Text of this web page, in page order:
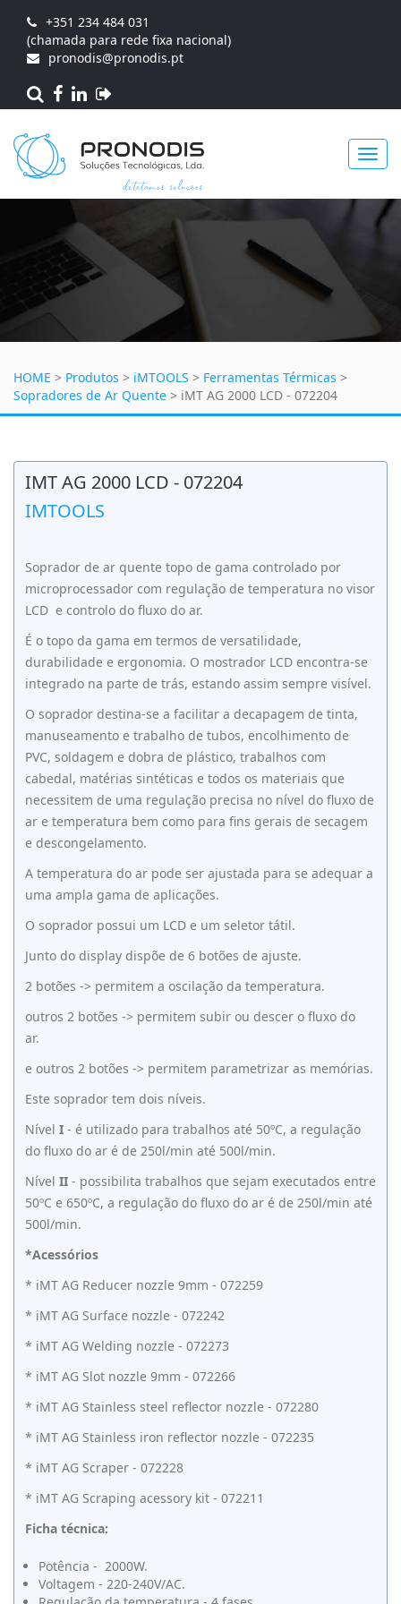
+351 234 484 031
(chamada para rede fixa nacional)
pronodis@pronodis.pt
HOME > Produtos > iMTOOLS > Ferramentas Térmicas >
Sopradores de Ar Quente > iMT AG 2000 LCD - 072204
IMT AG 2000 LCD - 072204
IMTOOLS
Soprador de ar quente topo de gama controlado por
microprocessador com regulação de temperatura no visor
LCD e controlo do fluxo do ar.
É o topo da gama em termos de versatilidade,
durabilidade e ergonomia. O mostrador LCD encontra-se
integrado na parte de trás, estando assim sempre visível.
O soprador destina-se a facilitar a decapagem de tinta,
manuseamento e trabalho de tubos, encolhimento de
PVC, soldagem e dobra de plástico, trabalhos com
cabedal, matérias sintéticas e todos os materiais que
necessitem de uma regulação precisa no nível do fluxo de
ar e temperatura bem como para fins gerais de secagem
e descongelamento.
A temperatura do ar pode ser ajustada para se adequar a
uma ampla gama de aplicações.
O soprador possui um LCD e um seletor tátil.
Junto do display dispõe de 6 botões de ajuste.
2 botões -> permitem a oscilação da temperatura.
outros 2 botões -> permitem subir ou descer o fluxo do
ar.
e outros 2 botões -> permitem parametrizar as memórias.
Este soprador tem dois níveis.
Nível I - é utilizado para trabalhos até 50ºC, a regulação
do fluxo do ar é de 250l/min até 500l/min.
Nível II - possibilita trabalhos que sejam executados entre
50ºC e 650ºC, a regulação do fluxo do ar é de 250l/min até
500l/min.
*Acessórios
* iMT AG Reducer nozzle 9mm - 072259
* iMT AG Surface nozzle - 072242
* iMT AG Welding nozzle - 072273
* iMT AG Slot nozzle 9mm - 072266
* iMT AG Stainless steel reflector nozzle - 072280
* iMT AG Stainless iron reflector nozzle - 072235
* iMT AG Scraper - 072228
* iMT AG Scraping acessory kit - 072211
Ficha técnica:
Potência - 2000W.
Voltagem - 220-240V/AC.